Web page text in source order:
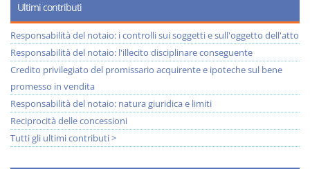
Ultimi contributi
Responsabilità del notaio: i controlli sui soggetti e sull'oggetto dell'atto
Responsabilità del notaio: l'illecito disciplinare conseguente
Credito privilegiato del promissario acquirente e ipoteche sul bene
promesso in vendita
Responsabilità del notaio: natura giuridica e limiti
Reciprocità delle concessioni
Tutti gli ultimi contributi >